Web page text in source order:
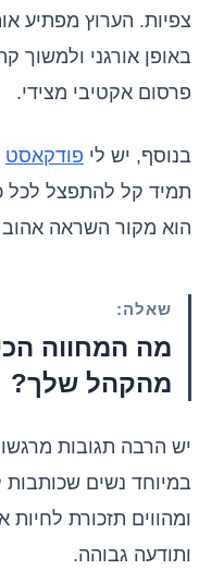
צפיות. הערוץ מפתיע
באופן אורגני ולמשוך
פרסום אקטיבי מצידי.
בנוסף, יש לי פודקאסט
תמיד קל להתפצל לכל
הוא מקור השראה אהוב
שאלה:
מה המחווה
מהקהל שלך?
יש הרבה תגובות
במיוחד נשים שכותבות
ומהווים תזכורת
ותודעה גבוהה.